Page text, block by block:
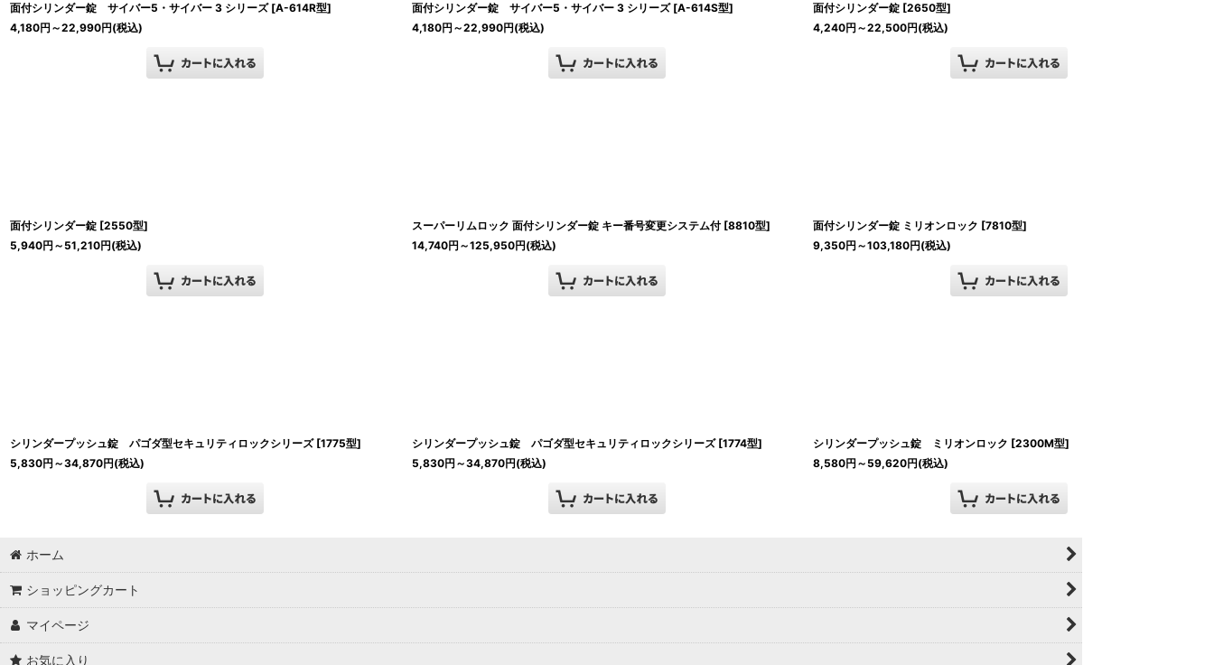
面付シリンダー錠 サイバー5・サイバー 3 シリーズ [A-614R型]
4,180円 ～22,990円(税込)
面付シリンダー錠 サイバー5・サイバー 3 シリーズ [A-614S型]
4,180円 ～22,990円(税込)
面付シリンダー錠 [2650型]
4,240円 ～22,500円(税込)
面付シリンダー錠 [2550型]
5,940円 ～51,210円(税込)
スーパーリムロック 面付シリンダー錠 キー番号変更システム付 [8810型]
14,740円 ～125,950円(税込)
面付シリンダー錠 ミリオンロック [7810型]
9,350円 ～103,180円(税込)
シリンダープッシュ錠 パゴダ型セキュリティロックシリーズ [1775型]
5,830円 ～34,870円(税込)
シリンダープッシュ錠 パゴダ型セキュリティロックシリーズ [1774型]
5,830円 ～34,870円(税込)
シリンダープッシュ錠 ミリオンロック [2300M型]
8,580円 ～59,620円(税込)
ホーム
ショッピングカート
マイページ
お気に入り